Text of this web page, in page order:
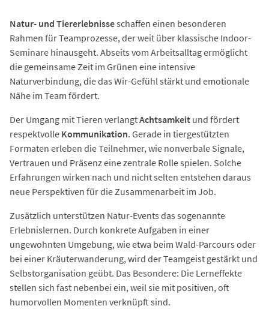
Natur- und Tiererlebnisseschaffen einen besonderen
Rahmen für Teamprozesse, der weit über klassische Indoor-
Seminare hinausgeht. Abseits vom Arbeitsalltag ermöglicht
die gemeinsame Zeit im Grünen eine intensive
Naturverbindung, die das Wir-Gefühl stärkt und emotionale
Nähe im Team fördert.
Der Umgang mit Tieren verlangtAchtsamkeit und fördert
respektvolle Kommunikation. Gerade in tiergestützten
Formaten erleben die Teilnehmer, wie nonverbale Signale,
Vertrauen und Präsenz eine zentrale Rolle spielen. Solche
Erfahrungen wirken nach und nicht selten entstehen daraus
neue Perspektiven für die Zusammenarbeit im Job.
Zusätzlich unterstützen Natur-Events das sogenannte
Erlebnislernen. Durch konkrete Aufgaben in einer
ungewohnten Umgebung, wie etwa beim Wald-Parcours oder
bei einer Kräuterwanderung, wird der Teamgeist gestärkt und
Selbstorganisation geübt. Das Besondere: Die Lerneffekte
stellen sich fast nebenbei ein, weil sie mit positiven, oft
humorvollen Momenten verknüpft sind.